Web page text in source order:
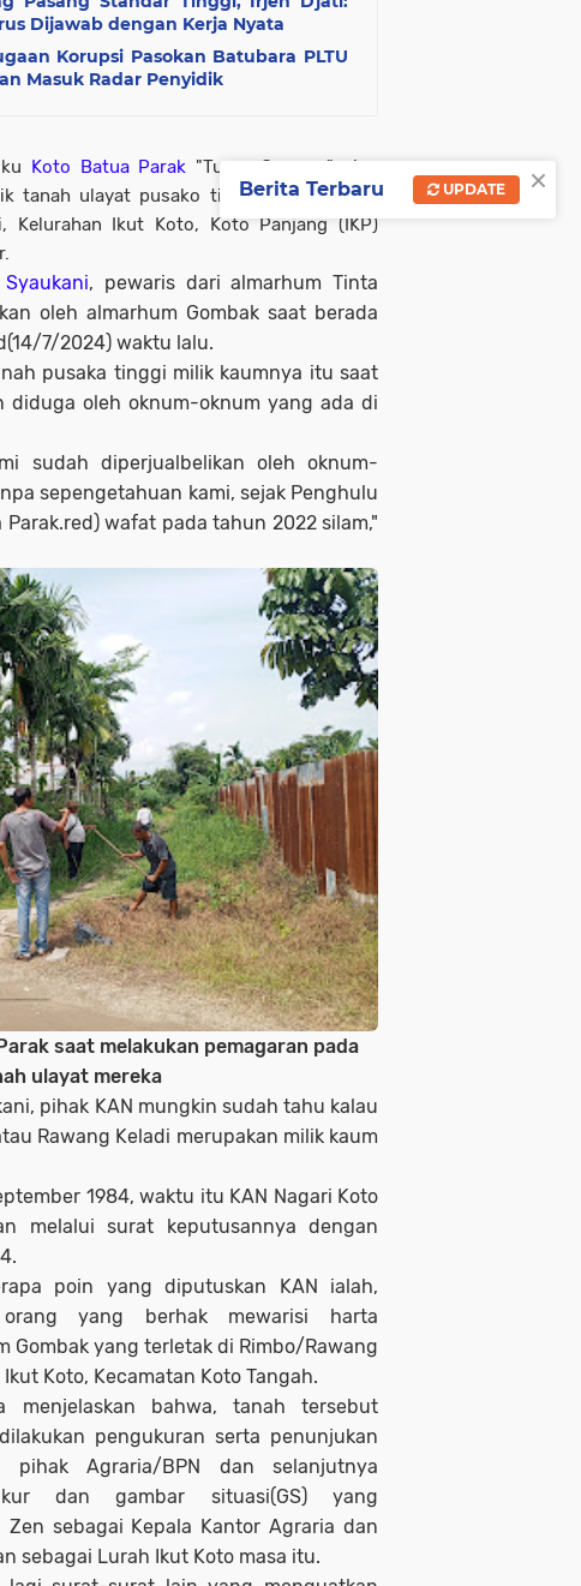
Dijawab dengan Kerja Nyata
Korupsi Pasokan Batubara PLTU
Masuk Radar Penyidik
Koto Batua Parak "Turun Gunung" siap
tanah ulayat pusako tinggi mereka yang
Kelurahan Ikut Koto, Koto Panjang (IKP)
Syaukani, pewaris dari almarhum Tinta
oleh almarhum Gombak saat berada
7/2024) waktu lalu.
pusaka tinggi milik kaumnya itu saat
diduga oleh oknum-oknum yang ada di
sudah diperjualbelikan oleh oknum-
sepengetahuan kami, sejak Penghulu
wafat pada tahun 2022 silam,"
saat melakukan pemagaran pada
ulayat mereka
pihak KAN mungkin sudah tahu kalau
Rawang Keladi merupakan milik kaum
1984, waktu itu KAN Nagari Koto
melalui surat keputusannya dengan
poin yang diputuskan KAN ialah,
yang berhak mewarisi harta
Gombak yang terletak di Rimbo/Rawang
Koto, Kecamatan Koto Tangah.
menjelaskan bahwa, tanah tersebut
pengukuran serta penunjukan
pihak Agraria/BPN dan selanjutnya
dan gambar situasi(GS) yang
sebagai Kepala Kantor Agraria dan
sebagai Lurah Ikut Koto masa itu.
×
Berita Terbaru UPDATE